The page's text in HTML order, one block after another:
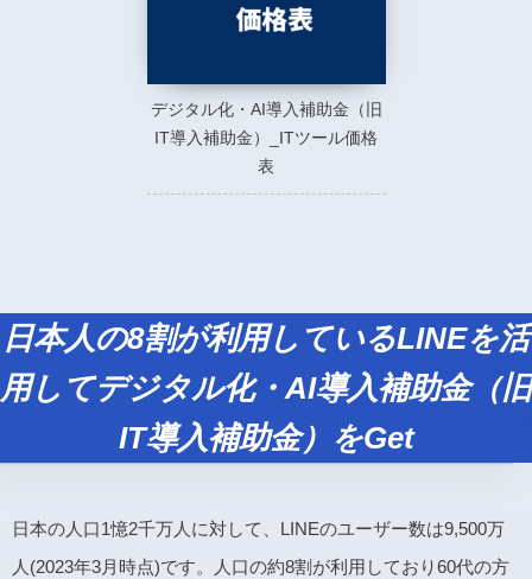
デジタル化・AI導入補助金（旧
IT導入補助金）_ITツール価格
表
日本人の8割が利用しているLINEを活
用してデジタル化・AI導入補助金（旧
IT導入補助金）をGet
日本の人口1憶2千万人に対して、LINEのユーザー数は9,500万
人(2023年3月時点)です。人口の約8割が利用しており60代の方